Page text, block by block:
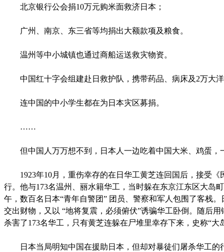
北京银行公会捐10万元购米面救济日本；
广州、南京、东三省等均捐出大额款项及粮食。
温州等中小城镇也通过商船运送救灾物资。
中国红十字会组建赴日救护队，携带药品、病床及2万大
连中国的中小学生都在为日本灾区募捐。
……
但中国人万万想不到，日本人一边吃着中国大米、鸡蛋，
1923年10月，重伤幸存的在日华工黄芝连回国后，接受《
行。他与173名温州、丽水籍华工，当时躲在东京江东区大岛
午，数百名日本“青年自警团” 团员、警察和军人包围了客栈
交出财物，又以 “地将复震，必须俯伏”诱骗华工卧倒。随后
杀害了173名华工，只有黄芝连躲在尸堆里幸存下来，史称“大
日本当局明知中国在援助日本，但却对暴徒们屠杀华工的